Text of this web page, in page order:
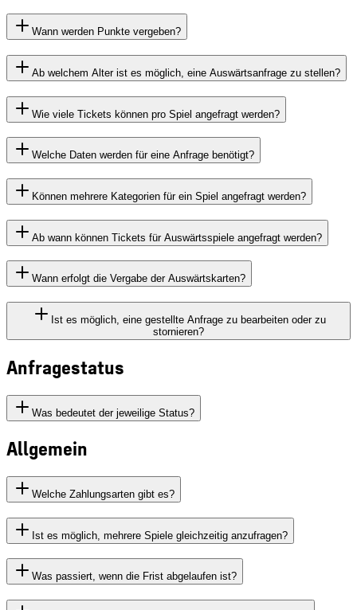
Wann werden Punkte vergeben?
Ab welchem Alter ist es möglich, eine Auswärtsanfrage zu stellen?
Wie viele Tickets können pro Spiel angefragt werden?
Welche Daten werden für eine Anfrage benötigt?
Können mehrere Kategorien für ein Spiel angefragt werden?
Ab wann können Tickets für Auswärtsspiele angefragt werden?
Wann erfolgt die Vergabe der Auswärtskarten?
Ist es möglich, eine gestellte Anfrage zu bearbeiten oder zu
stornieren?
Anfragestatus
Was bedeutet der jeweilige Status?
Allgemein
Welche Zahlungsarten gibt es?
Ist es möglich, mehrere Spiele gleichzeitig anzufragen?
Was passiert, wenn die Frist abgelaufen ist?